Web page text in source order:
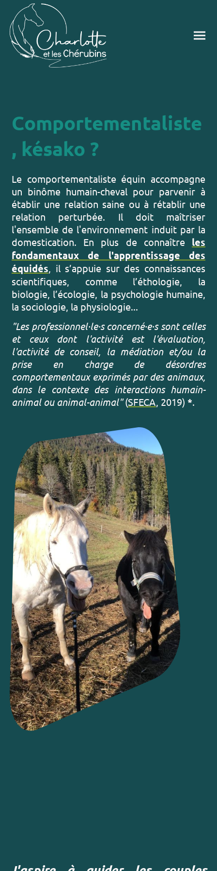
Comportementaliste
, késako ?
Le comportementaliste équin accompagne
un binôme humain-cheval pour parvenir à
établir une relation saine ou à rétablir une
relation perturbée. Il doit maîtriser
l'ensemble de l'environnement induit par la
domestication. En plus de connaître les
fondamentaux de l'apprentissage des
équidés, il s’appuie sur des connaissances
scientifiques, comme l’éthologie, la
biologie, l’écologie, la psychologie humaine,
la sociologie, la physiologie...
"Les professionnel·le·s concerné·e·s sont celles
et ceux dont l'activité est l'évaluation,
l'activité de conseil, la médiation et/ou la
prise en charge de désordres
comportementaux exprimés par des animaux,
dans le contexte des interactions humain-
animal ou animal-animal"(SFECA , 2019) *.